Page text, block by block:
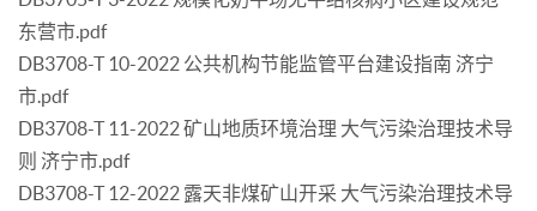
东营市.pdf
DB3708-T 10-2022 公共机构节能监管平台建设指南 济宁
市.pdf
DB3708-T 11-2022 矿山地质环境治理 大气污染治理技术导
则 济宁市.pdf
DB3708-T 12-2022 露天非煤矿山开采 大气污染治理技术导